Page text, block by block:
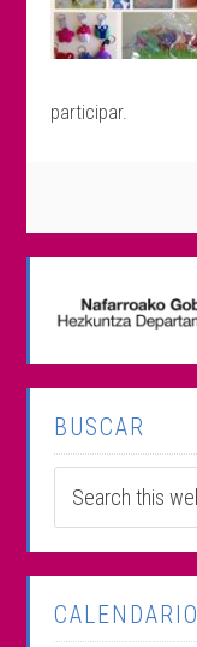
participar.
BUSCAR
CALENDARIO